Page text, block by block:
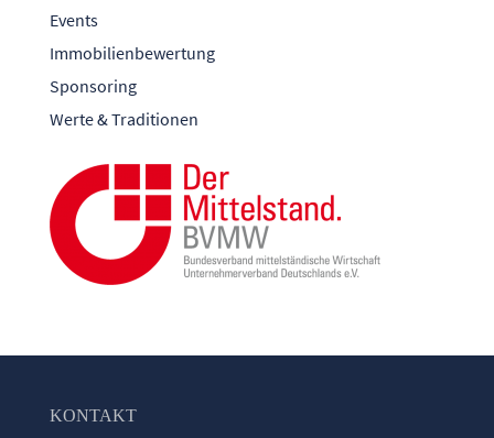
Events
Immobilienbewertung
Sponsoring
Werte & Traditionen
KONTAKT